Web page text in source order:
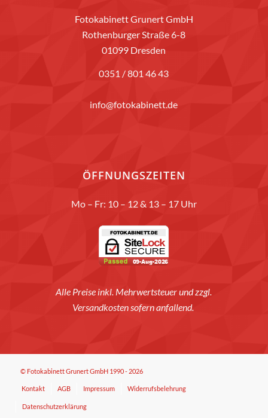
Fotokabinett Grunert GmbH
Rothenburger Straße 6-8
01099 Dresden
0351 / 801 46 43
info@fotokabinett.de
ÖFFNUNGSZEITEN
Mo – Fr: 10 – 12 & 13 – 17 Uhr
Alle Preise inkl. Mehrwertsteuer und zzgl.
Versandkosten sofern anfallend.
© Fotokabinett Grunert GmbH 1990 - 2026
Kontakt AGB Impressum Widerrufsbelehrung
Datenschutzerklärung